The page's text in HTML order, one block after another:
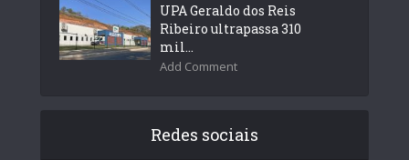
UPA Geraldo dos Reis
Ribeiro ultrapassa 310
mil...
Add Comment
Redes sociais